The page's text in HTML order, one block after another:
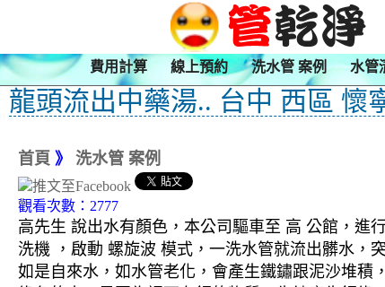
費用計算 線上預約 洗水管 案例 水管
龍頭流出中藥湯.. 台中 西區 懷
首頁 》 洗水管 案例
觀看次數：2777
高先生 說出水有顏色，本公司驅車至 高 公館，進
洗機 ，啟動 螺旋波 模式，一洗水管就流出髒水，
如是自來水，如水管老化，會產生鐵鏽跟泥沙堆積